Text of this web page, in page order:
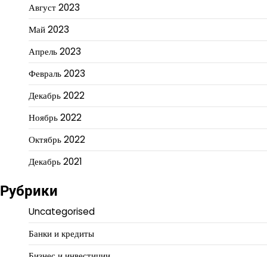
Август 2023
Май 2023
Апрель 2023
Февраль 2023
Декабрь 2022
Ноябрь 2022
Октябрь 2022
Декабрь 2021
Рубрики
Uncategorised
Банки и кредиты